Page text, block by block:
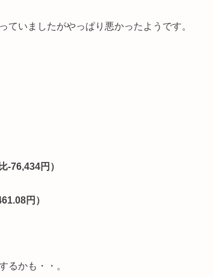
ていましたがやっぱり悪かったようです。
76,434円）
円）
るかも・・。